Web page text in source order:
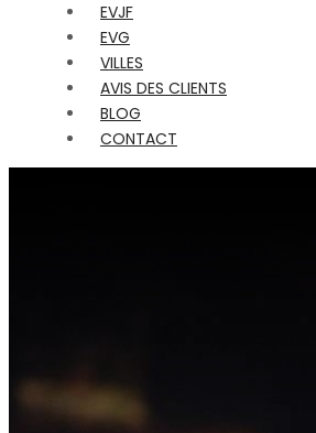
EVJF
EVG
VILLES
AVIS DES CLIENTS
BLOG
CONTACT